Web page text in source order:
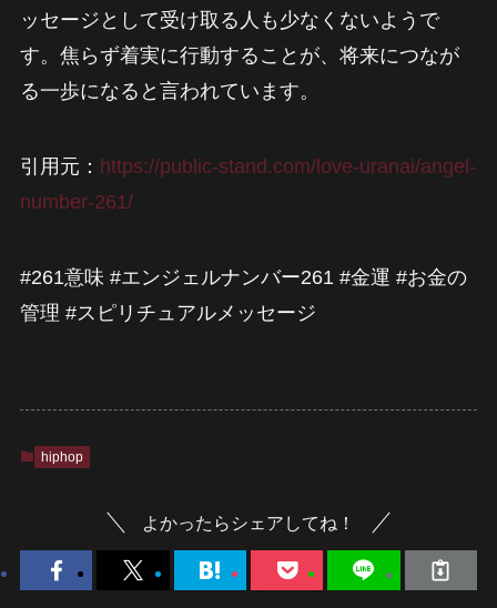
ッセージとして受け取る人も少なくないようで
す。焦らず着実に行動することが、将来につなが
る一歩になると言われています。
引用元： https://public-stand.com/love-uranai/angel-
number-261/
#261意味 #エンジェルナンバー261 #金運 #お金の
管理 #スピリチュアルメッセージ
hiphop
よかったらシェアしてね！